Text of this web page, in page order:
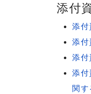
添付
添
添
添
添
関